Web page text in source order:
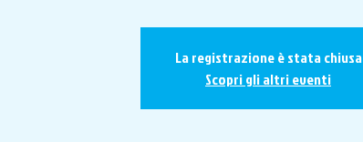
La registrazione è stata chiusa
Scopri gli altri eventi